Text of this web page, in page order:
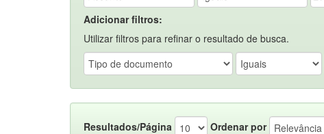
Adicionar filtros:
Utilizar filtros para refinar o resultado de busca.
Resultados/Página Ordenar por